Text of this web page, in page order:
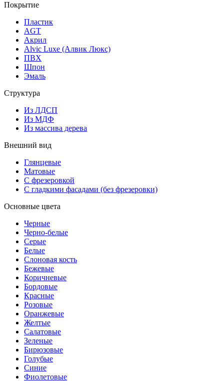
Покрытие
Пластик
AGT
Акрил
Alvic Luxe (Алвик Люкс)
ПВХ
Шпон
Эмаль
Структура
Из ЛДСП
Из МДФ
Из массива дерева
Внешний вид
Глянцевые
Матовые
С фрезеровкой
С гладкими фасадами (без фрезеровки)
Основные цвета
Черные
Черно-белые
Серые
Белые
Слоновая кость
Бежевые
Коричневые
Бордовые
Красные
Розовые
Оранжевые
Желтые
Салатовые
Зеленые
Бирюзовые
Голубые
Синие
Фиолетовые